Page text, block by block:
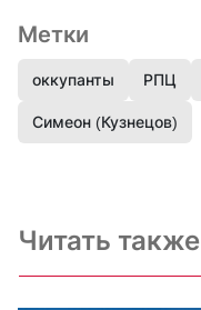
Метки
оккупанты РПЦ
Симеон (Кузнецов)
Читать также